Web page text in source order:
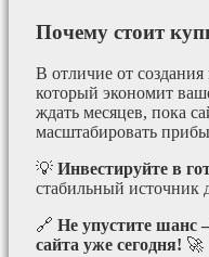
Почему стоит
В отличие от создания
который экономит
ждать месяцев, пока
масштабировать
💡 Инвестируйте в
стабильный источник
🔗 Не упустите шанс
сайта уже сегодня! 🚀